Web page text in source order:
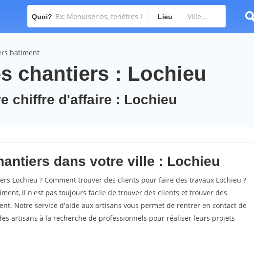
Quoi? Lieu
batiment
chantiers : Lochieu
chiffre d'affaire : Lochieu
dans votre ville : Lochieu
Lochieu ? Comment trouver des clients pour faire des travaux Lochieu ?
il n'est pas toujours facile de trouver des clients et trouver des
Notre service d'aide aux artisans vous permet de rentrer en contact de
artisans à la recherche de professionnels pour réaliser leurs projets